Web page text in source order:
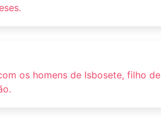
os homens de Isbosete, filho de